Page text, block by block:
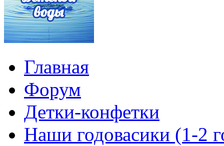
Главная
Форум
Детки-конфетки
Наши годовасики (1-2